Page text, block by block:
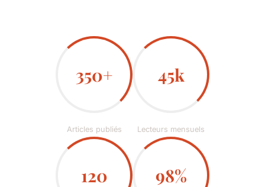
350+
Articles publiés
45k
Lecteurs mensuels
120 98%